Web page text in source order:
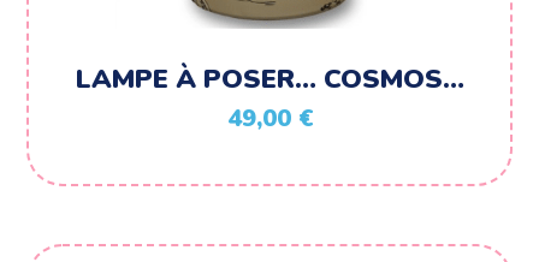
LAMPE À POSER… COSMOS…
49,00 €